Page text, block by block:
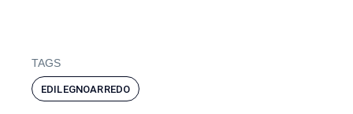
TAGS
EDILEGNOARREDO